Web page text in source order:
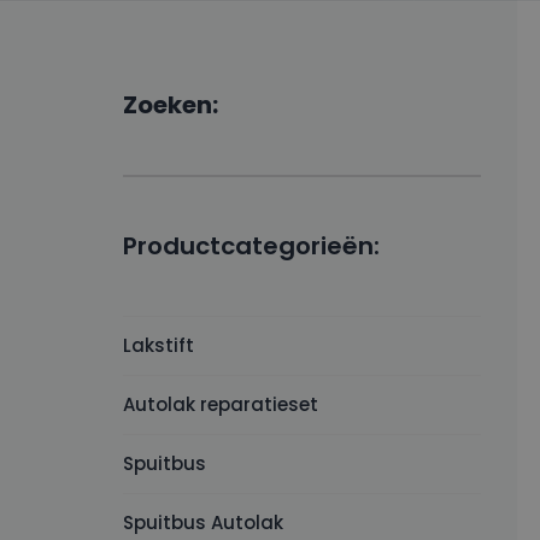
Zoeken:
Productcategorieën:
Lakstift
Autolak reparatieset
Spuitbus
Spuitbus Autolak